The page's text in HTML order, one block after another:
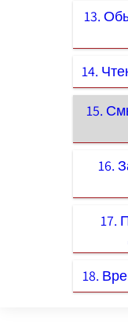
13.
14.
15.
16.
17.
18.